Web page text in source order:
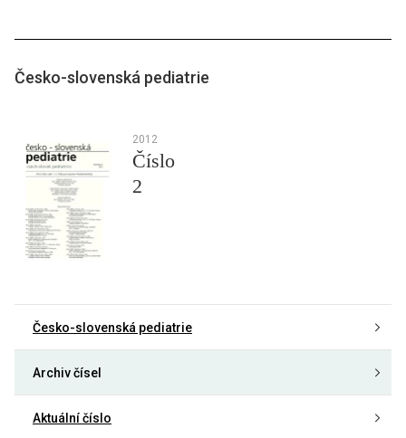
Česko-slovenská pediatrie
2012
Číslo
2
Česko-slovenská pediatrie
Archiv čísel
Aktuální číslo